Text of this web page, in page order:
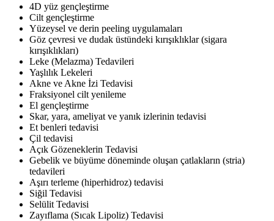
4D yüz gençleştirme
Cilt gençleştirme
Yüzeysel ve derin peeling uygulamaları
Göz çevresi ve dudak üstündeki kırışıklıklar (sigara
kırışıklıkları)
Leke (Melazma) Tedavileri
Yaşlılık Lekeleri
Akne ve Akne İzi Tedavisi
Fraksiyonel cilt yenileme
El gençleştirme
Skar, yara, ameliyat ve yanık izlerinin tedavisi
Et benleri tedavisi
Çil tedavisi
Açık Gözeneklerin Tedavisi
Gebelik ve büyüme döneminde oluşan çatlakların (stria)
tedavileri
Aşırı terleme (hiperhidroz) tedavisi
Siğil Tedavisi
Selülit Tedavisi
Zayıflama (Sıcak Lipoliz) Tedavisi